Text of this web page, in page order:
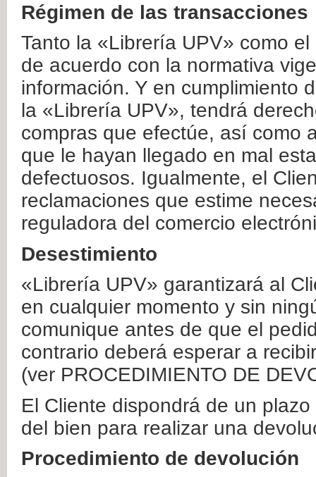
Régimen de las transacciones
Tanto la «Librería UPV» como
de acuerdo con la normativa
información. Y en cumplimiento
la «Librería UPV», tendrá
compras que efectúe, así como
que le hayan llegado en mal
defectuosos. Igualmente, el
reclamaciones que estime
reguladora del comercio
Desestimiento
«Librería UPV» garantizará al
en cualquier momento y sin
comunique antes de que el
contrario deberá esperar a
(ver PROCEDIMIENTO DE
El Cliente dispondrá de un
del bien para realizar una
Procedimiento de devolución